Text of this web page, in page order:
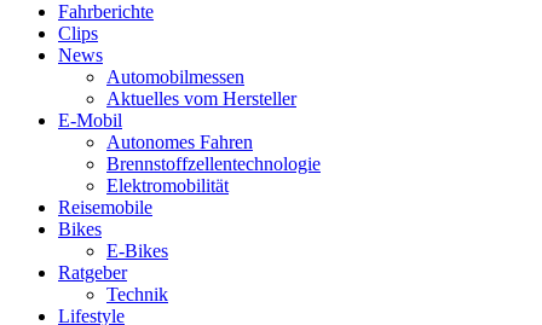
Fahrberichte
Clips
News
Automobilmessen
Aktuelles vom Hersteller
E-Mobil
Autonomes Fahren
Brennstoffzellentechnologie
Elektromobilität
Reisemobile
Bikes
E-Bikes
Ratgeber
Technik
Lifestyle